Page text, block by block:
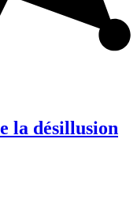
la désillusion